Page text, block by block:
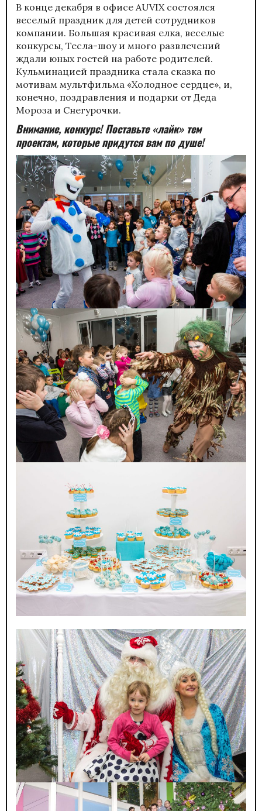
В конце декабря в офисе AUVIX состоялся
веселый праздник для детей сотрудников
компании. Большая красивая елка, веселые
конкурсы, Тесла-шоу и много развлечений
ждали юных гостей на работе родителей.
Кульминацией праздника стала сказка по
мотивам мультфильма «Холодное сердце», и,
конечно, поздравления и подарки от Деда
Мороза и Снегурочки.
Внимание, конкурс! Поставьте «лайк» тем
проектам, которые придутся вам по душе!